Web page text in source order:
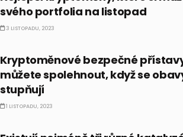
svého portfolia na listopad
3 LISTOPADU, 2023
Kryptoměnové bezpečné
můžete spolehnout, když se
stupňují
1 LISTOPADU, 2023